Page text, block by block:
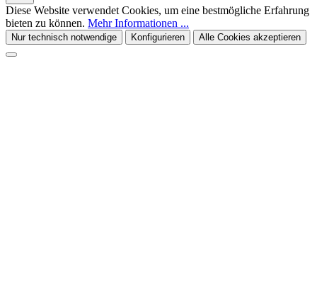
Diese Website verwendet Cookies, um eine bestmögliche Erfahrung
bieten zu können. Mehr Informationen ...
Nur technisch notwendige Konfigurieren Alle Cookies akzeptieren